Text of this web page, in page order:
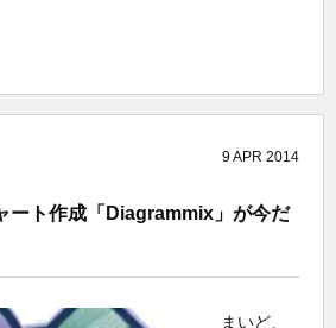
9 APR 2014
ート作成「Diagrammix」が今だ
まいど、